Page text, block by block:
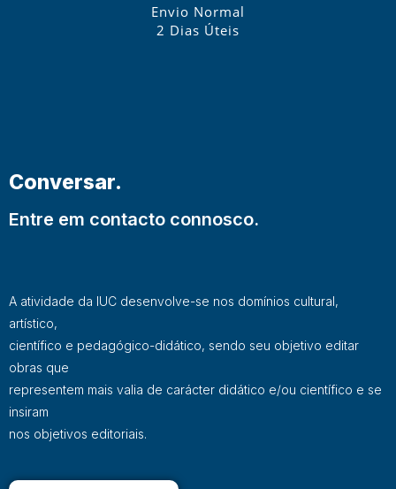
Envio Normal
2 Dias Úteis
Conversar.
Entre em contacto connosco.
A atividade da IUC desenvolve-se nos domínios cultural,
artístico,
científico e pedagógico-didático, sendo seu objetivo editar
obras que
representem mais valia de carácter didático e/ou científico e se
insiram
nos objetivos editoriais.